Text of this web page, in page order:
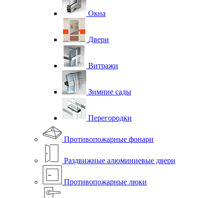
Окна
Двери
Витражи
Зимние сады
Перегородки
Противопожарные фонари
Раздвижные алюминиевые двери
Противопожарные люки